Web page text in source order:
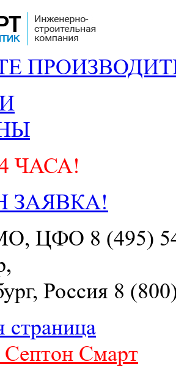
ЧАСА!
ЗАЯВКА!
ЦФО 8 (495)
Россия 8
страница
Септон Смарт